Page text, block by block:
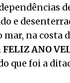
e
na costa
FELIZ ANO
que foi a